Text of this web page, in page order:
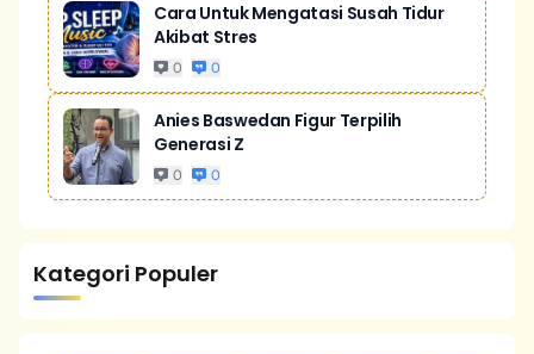
Cara Untuk Mengatasi Susah Tidur
Akibat Stres
0 0
Anies Baswedan Figur Terpilih
Generasi Z
0 0
Kategori Populer